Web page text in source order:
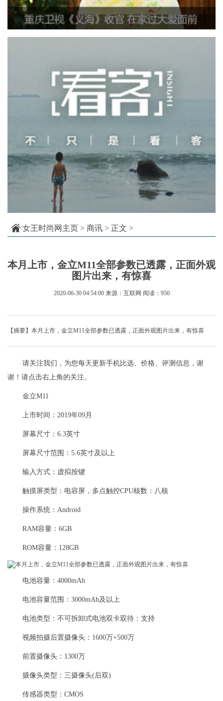
女王时尚网主页 > 商讯 > 正文 >
本月上市，金立M11全部参数已透露，正面外观
图片出来，有惊喜
2020-06-30 04:54:00 来源：互联网 阅读：950
【摘要】本月上市，金立M11全部参数已透露，正面外观图片出来，有惊喜
请关注我们，为您每天更新手机比选、价格、评测信息，谢
谢！请点击右上角的关注。
金立M11
上市时间：2019年09月
屏幕尺寸：6.3英寸
屏幕尺寸范围：5.6英寸及以上
输入方式：虚拟按键
触摸屏类型：电容屏，多点触控CPU核数：八核
操作系统：Android
RAM容量：6GB
ROM容量：128GB
电池容量：4000mAh
电池容量范围：3000mAh及以上
电池类型：不可拆卸式电池双卡双待：支持
视频拍摄后置摄像头：1600万+500万
前置摄像头：1300万
摄像头类型：三摄像头(后双)
传感器类型：CMOS